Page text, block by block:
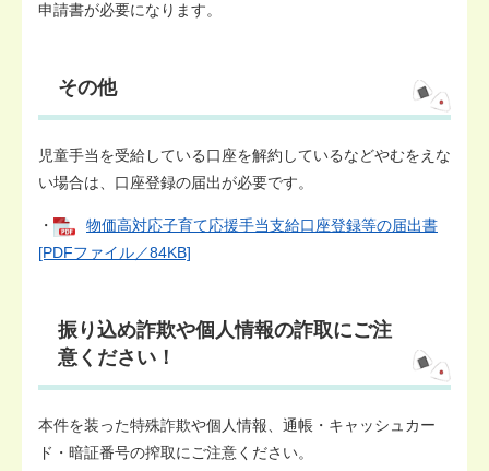
申請書が必要になります。
その他
児童手当を受給している口座を解約しているなどやむをえな
い場合は、口座登録の届出が必要です。
・
物価高対応子育て応援手当支給口座登録等の届出書
[PDFファイル／84KB]
振り込め詐欺や個人情報の詐取にご注
意ください！
本件を装った特殊詐欺や個人情報、通帳・キャッシュカー
ド・暗証番号の搾取にご注意ください。